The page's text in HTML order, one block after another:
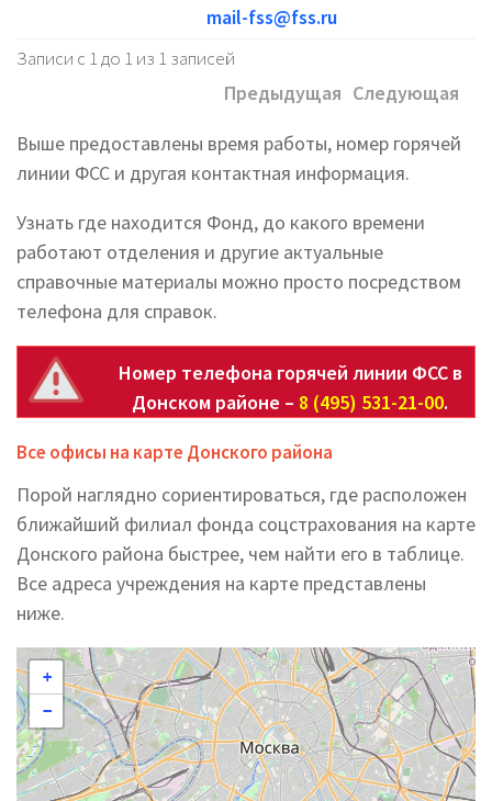
mail-fss@fss.ru
Записи с 1 до 1 из 1 записей
Предыдущая Следующая
Выше предоставлены время работы, номер горячей
линии ФСС и другая контактная информация.
Узнать где находится Фонд, до какого времени
работают отделения и другие актуальные
справочные материалы можно просто посредством
телефона для справок.
Номер телефона горячей линии ФСС в
Донском районе – 8 (495) 531-21-00.
Все офисы на карте Донского района
Порой наглядно сориентироваться, где расположен
ближайший филиал фонда соцстрахования на карте
Донского района быстрее, чем найти его в таблице.
Все адреса учреждения на карте представлены
ниже.
+
−